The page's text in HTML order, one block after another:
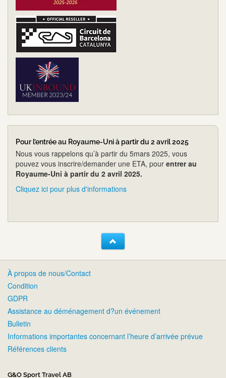
Pour l’entrée au Royaume-Uni à partir du 2 avril 2025
Nous vous rappelons qu’à partir du 5mars 2025, vous
pouvez vous inscrire/demander une ETA, pour entrer au
Royaume-Uni à partir du 2 avril 2025.
Cliquez ici pour plus d'informations
À propos de nous/Contact
Condition
GDPR
Assistance au déménagement d?un événement
Bulletin
Informations importantes concernant l’heure d’arrivée prévue
Références clients
G&O Sport Travel AB